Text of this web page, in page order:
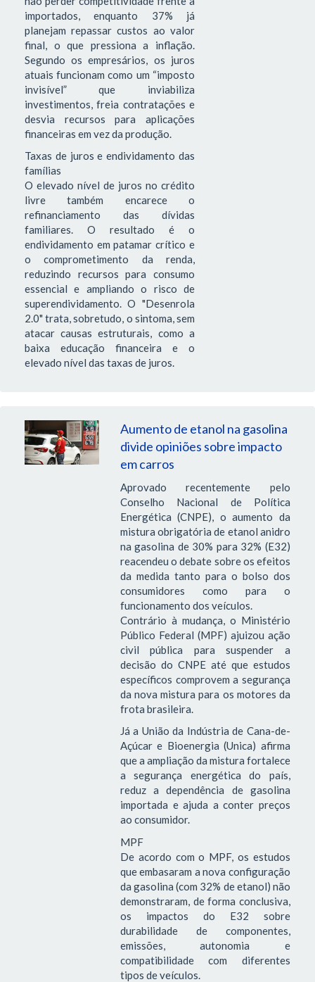
importados, enquanto 37% já
planejam repassar custos ao valor
final, o que pressiona a inflação.
Segundo os empresários, os juros
atuais funcionam como um “imposto
invisível” que inviabiliza
investimentos, freia contratações e
desvia recursos para aplicações
financeiras em vez da produção.
Taxas de juros e endividamento das
famílias
O elevado nível de juros no crédito
livre também encarece o
refinanciamento das dívidas
familiares. O resultado é o
endividamento em patamar crítico e
o comprometimento da renda,
reduzindo recursos para consumo
essencial e ampliando o risco de
superendividamento. O "Desenrola
2.0" trata, sobretudo, o sintoma, sem
atacar causas estruturais, como a
baixa educação financeira e o
elevado nível das taxas de juros.
Aumento de etanol na gasolina
divide opiniões sobre impacto
em carros
Aprovado recentemente pelo
Conselho Nacional de Política
Energética (CNPE), o aumento da
mistura obrigatória de etanol anidro
na gasolina de 30% para 32% (E32)
reacendeu o debate sobre os efeitos
da medida tanto para o bolso dos
consumidores como para o
funcionamento dos veículos.
Contrário à mudança, o Ministério
Público Federal (MPF) ajuizou ação
civil pública para suspender a
decisão do CNPE até que estudos
específicos comprovem a segurança
da nova mistura para os motores da
frota brasileira.
Já a União da Indústria de Cana-de-
Açúcar e Bioenergia (Unica) afirma
que a ampliação da mistura fortalece
a segurança energética do país,
reduz a dependência de gasolina
importada e ajuda a conter preços
ao consumidor.
MPF
De acordo com o MPF, os estudos
que embasaram a nova configuração
da gasolina (com 32% de etanol) não
demonstraram, de forma conclusiva,
os impactos do E32 sobre
durabilidade de componentes,
emissões, autonomia e
compatibilidade com diferentes
tipos de veículos.